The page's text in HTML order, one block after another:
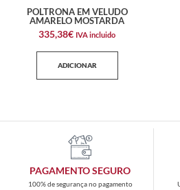
POLTRONA EM VELUDO
AMARELO MOSTARDA
335,38€ IVA incluido
ADICIONAR
PAGAMENTO SEGURO
100% de segurança no pagamento